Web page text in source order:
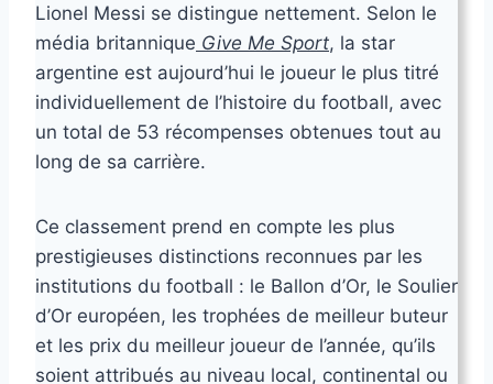
Lionel Messi se distingue nettement. Selon le
média britannique Give Me Sport, la star
argentine est aujourd’hui le joueur le plus titré
individuellement de l’histoire du football, avec
un total de 53 récompenses obtenues tout au
long de sa carrière.
Ce classement prend en compte les plus
prestigieuses distinctions reconnues par les
institutions du football : le Ballon d’Or, le Soulier
d’Or européen, les trophées de meilleur buteur
et les prix du meilleur joueur de l’année, qu’ils
soient attribués au niveau local, continental ou